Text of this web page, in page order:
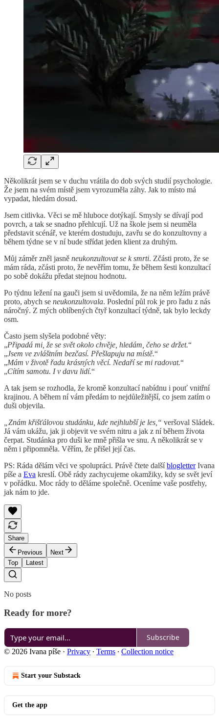
Několikrát jsem se v duchu vrátila do dob svých studií psychologie.
Že jsem na svém místě jsem vyrozuměla záhy. Jak to místo má
vypadat, hledám dosud.
Jsem citlivka. Věci se mě hluboce dotýkají. Smysly se dívají pod
povrch, a tak se snadno přehlcují. Už na škole jsem si neuměla
představit scénář, ve kterém dostuduju, zavřu se do konzultovny a
během týdne se v ní bude střídat jeden klient za druhým.
Můj záměr zněl jasně neukonzultovat se k smrti. Zčásti proto, že se
mám ráda, zčásti proto, že nevěřím tomu, že během šesti konzultací
po sobě dokážu předat stejnou hodnotu.
Po týdnu ležení na gauči jsem si uvědomila, že na něm ležím právě
proto, abych se neukonzultovala. Poslední půl rok je pro řadu z nás
náročný. Z mých oblíbených čtyř konzultací týdně, tak bylo leckdy
osm.
Často jsem slyšela podobné věty:
„Připadá mi, že se svět okolo chvěje, hledám, čeho se držet.“
„Jsem ve zvláštním bezčasí. Přešlapuju na místě.“
„Mám v životě řadu krásných věcí. Nedaří se mi radovat.“
„Cítím samotu. I v davu lidí.“
A tak jsem se rozhodla, že kromě konzultací nabídnu i pouť vnitřní
krajinou. A během ní vám předám to nejdůležitější, co jsem zatím o
duši objevila.
„Znám křišťálovou studánku, kde nejhlubší je les,“ veršoval Sládek.
Já vám ukážu, jak ji objevit ve svém nitru a jak z ní během života
čerpat. Studánka pro duši ke mně přišla ve snu. A několikrát se v
něm i připomněla. Věřím, že přišel její čas.
PS: Ráda dělám věci ve spolupráci. Právě čtete dalšíblogletterIvana
píše a Eva kreslí. Obě rády zachycujeme okamžiky, kdy se svět jeví
v pořádku. Moc rády to děláme společně. Oceníme vaše postřehy,
jak nám to jde.
Share
Previous
Next
Top
Latest
No posts
Ready for more?
Subscribe
© 2026 Ivana píše · Privacy ∙ Terms ∙ Collection notice
Start your Substack
Get the app